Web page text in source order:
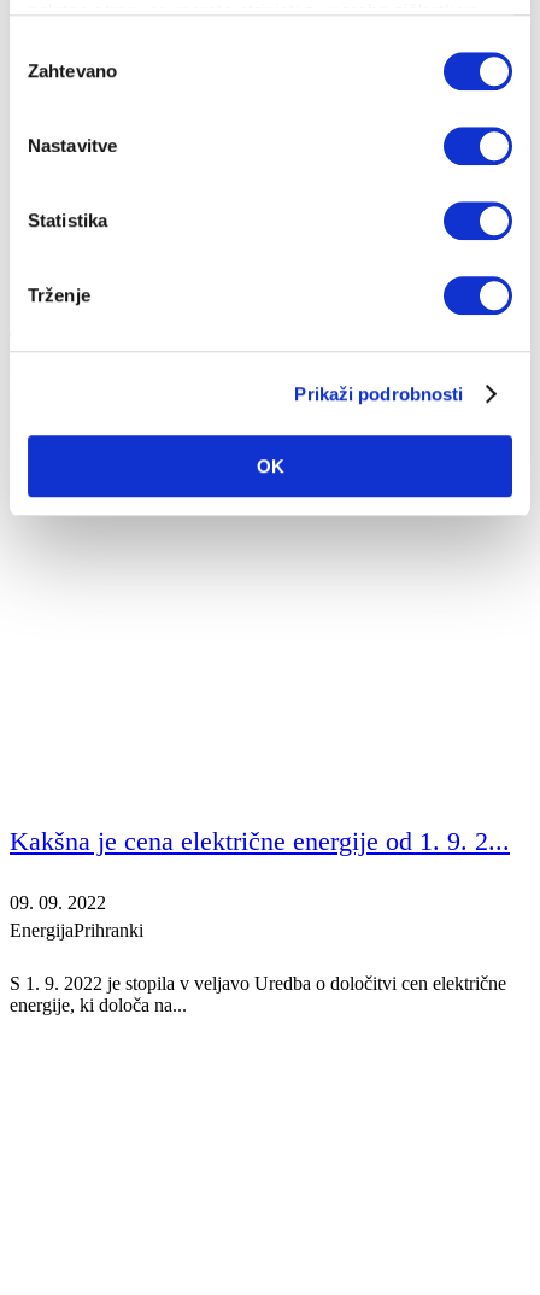
soglasja
Zahtevano
Nastavitve
Statistika
Trženje
Prikaži podrobnosti
OK
Energija
Predstavljamo nekaj nasvetov za prihranek pri stroških energije.
Kakšna je cena električne energije od 1. 9. 2...
09. 09. 2022
EnergijaPrihranki
S 1. 9. 2022 je stopila v veljavo Uredba o določitvi cen električne
energije, ki določa na...